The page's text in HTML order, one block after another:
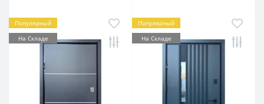
Популярный
На Складе
Популярный
На Складе